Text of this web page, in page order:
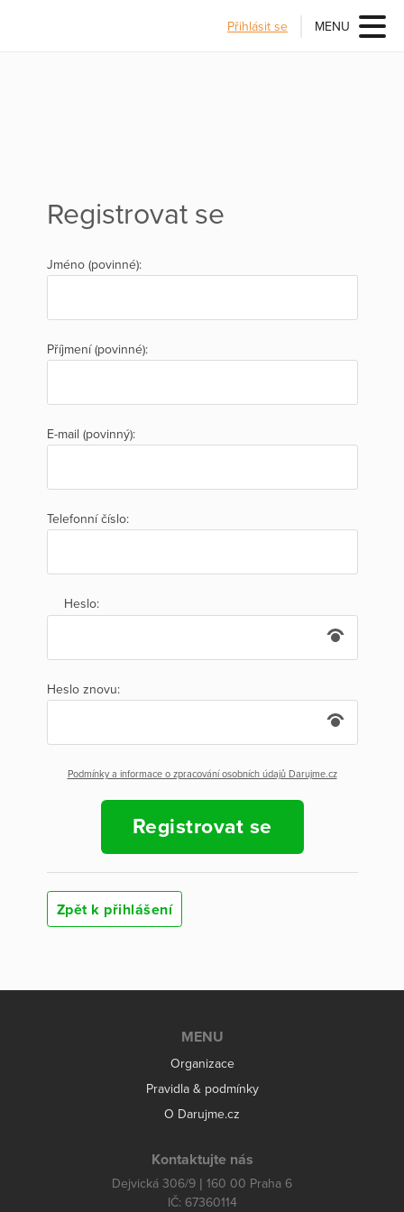
Přihlásit se MENU
Registrovat se
Jméno (povinné):
Příjmení (povinné):
E-mail (povinný):
Telefonní číslo:
Heslo:
Heslo znovu:
Podmínky a informace o zpracování osobních údajů Darujme.cz
Registrovat se
Zpět k přihlášení
MENU
Organizace
Pravidla & podmínky
O Darujme.cz
Kontaktujte nás
Dejvická 306/9 | 160 00 Praha 6
IČ: 67360114